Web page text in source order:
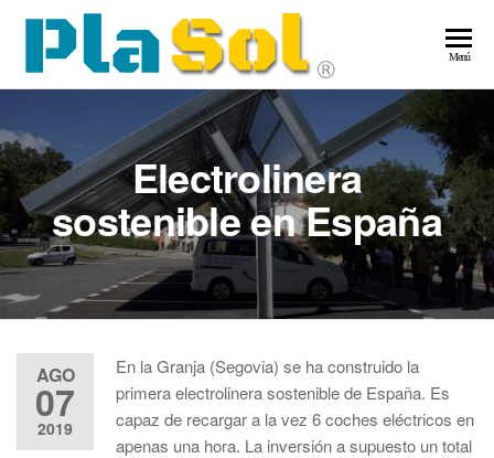
contenido
–
Energía
Menú
Electrolinera
sostenible en España
AGO
07
2019
En la Granja (Segovia) se ha construido la
primera electrolinera sostenible de España. Es
capaz de recargar a la vez 6 coches eléctricos en
apenas una hora. La inversión a supuesto un total